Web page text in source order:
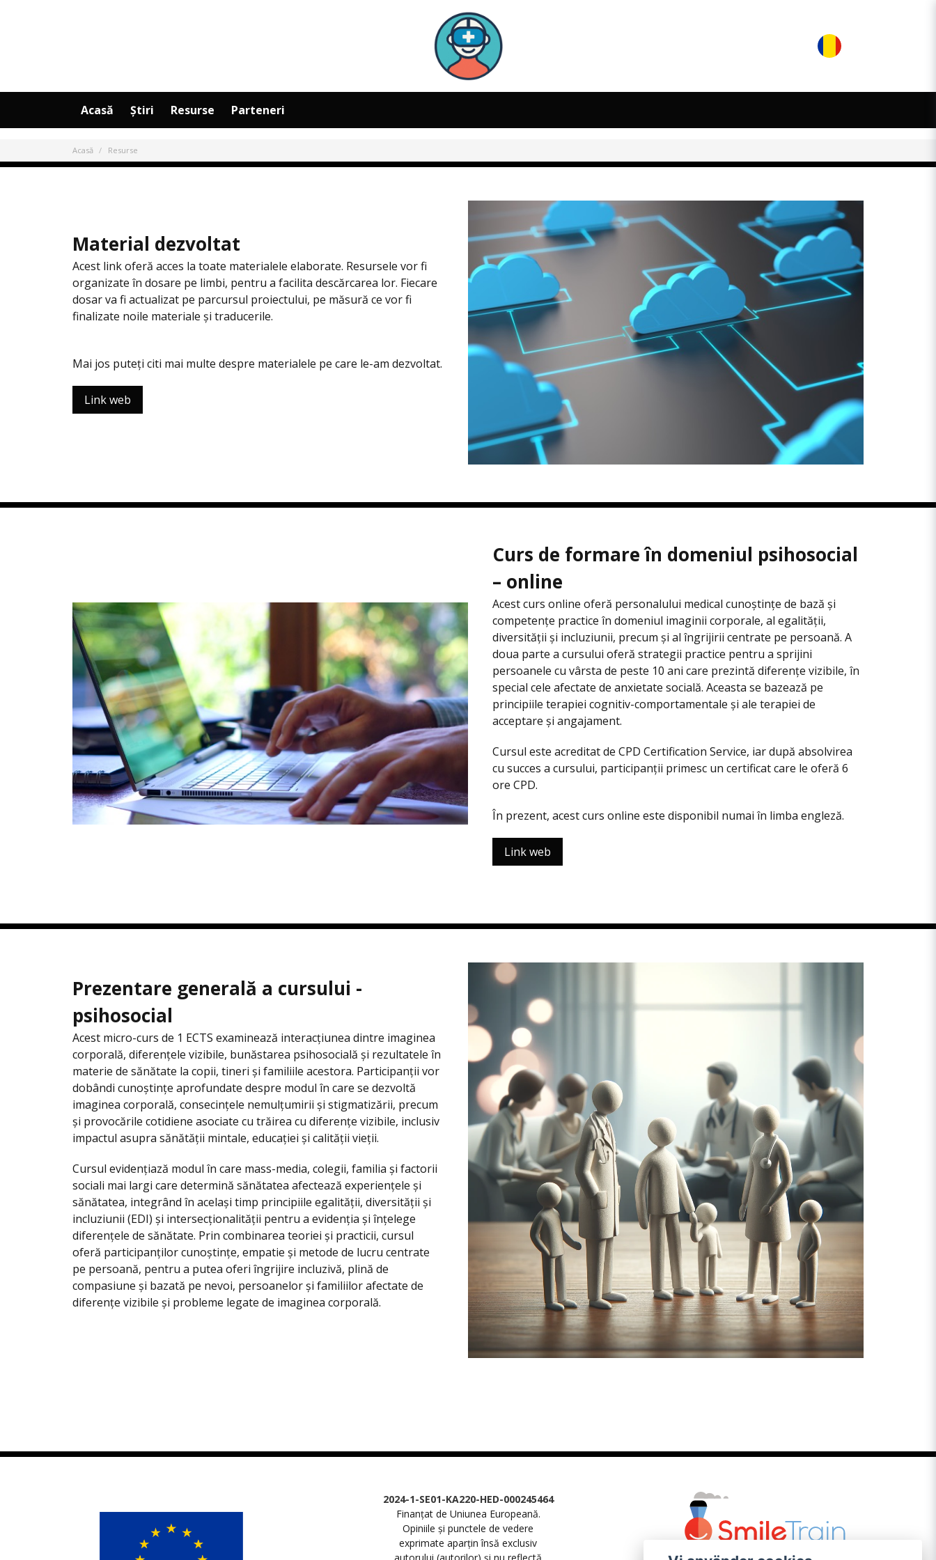
Acasă Știri Resurse Parteneri
Acasă Resurse
Material dezvoltat
Acest link oferă acces la toate materialele elaborate. Resursele vor fi
organizate în dosare pe limbi, pentru a facilita descărcarea lor. Fiecare
dosar va fi actualizat pe parcursul proiectului, pe măsură ce vor fi
finalizate noile materiale și traducerile.
Mai jos puteți citi mai multe despre materialele pe care le-am dezvoltat.
Link web
Curs de formare în domeniul psihosocial
– online
Acest curs online oferă personalului medical cunoștințe de bază și
competențe practice în domeniul imaginii corporale, al egalității,
diversității și incluziunii, precum și al îngrijirii centrate pe persoană. A
doua parte a cursului oferă strategii practice pentru a sprijini
persoanele cu vârsta de peste 10 ani care prezintă diferențe vizibile, în
special cele afectate de anxietate socială. Aceasta se bazează pe
principiile terapiei cognitiv-comportamentale și ale terapiei de
acceptare și angajament.
Cursul este acreditat de CPD Certification Service, iar după absolvirea
cu succes a cursului, participanții primesc un certificat care le oferă 6
ore CPD.
În prezent, acest curs online este disponibil numai în limba engleză.
Link web
Prezentare generală a cursului -
psihosocial
Acest micro-curs de 1 ECTS examinează interacțiunea dintre imaginea
corporală, diferențele vizibile, bunăstarea psihosocială și rezultatele în
materie de sănătate la copii, tineri și familiile acestora. Participanții vor
dobândi cunoștințe aprofundate despre modul în care se dezvoltă
imaginea corporală, consecințele nemulțumirii și stigmatizării, precum
și provocările cotidiene asociate cu trăirea cu diferențe vizibile, inclusiv
impactul asupra sănătății mintale, educației și calității vieții.
Cursul evidențiază modul în care mass-media, colegii, familia și factorii
sociali mai largi care determină sănătatea afectează experiențele și
sănătatea, integrând în același timp principiile egalității, diversității și
incluziunii (EDI) și intersecționalității pentru a evidenția și înțelege
diferențele de sănătate. Prin combinarea teoriei și practicii, cursul
oferă participanților cunoștințe, empatie și metode de lucru centrate
pe persoană, pentru a putea oferi îngrijire incluzivă, plină de
compasiune și bazată pe nevoi, persoanelor și familiilor afectate de
diferențe vizibile și probleme legate de imaginea corporală.
2024-1-SE01-KA220-HED-000245464
Finanțat de Uniunea Europeană.
Opiniile și punctele de vedere
exprimate aparțin însă exclusiv